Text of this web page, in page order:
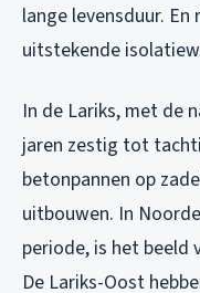
lange levensduur.
uitstekende
In de Lariks, met de
jaren zestig tot
betonpannen op
uitbouwen. In
periode, is het beeld
De Lariks-Oost